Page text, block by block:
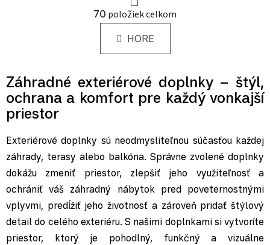
Ovládacie prvky výpisu
70 položiek celkom
HORE
Záhradné exteriérové doplnky – štýl,
ochrana a komfort pre každý vonkajší
priestor
Exteriérové doplnky sú neodmysliteľnou súčasťou každej
záhrady, terasy alebo balkóna. Správne zvolené doplnky
dokážu zmeniť priestor, zlepšiť jeho využiteľnosť a
ochrániť váš záhradný nábytok pred poveternostnými
vplyvmi, predĺžiť jeho životnosť a zároveň pridať štýlový
detail do celého exteriéru. S našimi doplnkami si vytvoríte
priestor, ktorý je pohodlný, funkčný a vizuálne